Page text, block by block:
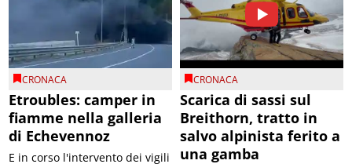
CRONACA
Etroubles: camper in
fiamme nella galleria
di Echevennoz
E in corso l'intervento dei vigili
CRONACA
Scarica di sassi sul
Breithorn, tratto in
salvo alpinista ferito a
una gamba